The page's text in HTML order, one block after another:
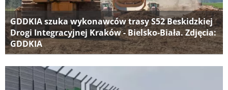
GDDKIA szuka wykonawców trasy S52 Beskidzkiej
Drogi Integracyjnej Kraków - Bielsko-Biała. Zdjęcia:
GDDKIA